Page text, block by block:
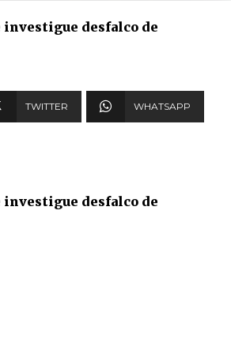
investigue desfalco de
TWITTER WHATSAPP
investigue desfalco de